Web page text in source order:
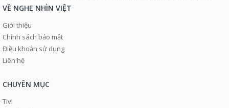
VỀ NGHE NHÌN VIỆT
Giới thiệu
Chính sách bảo mật
Điều khoản sử dụng
Liên hệ
CHUYÊN MỤC
Tivi